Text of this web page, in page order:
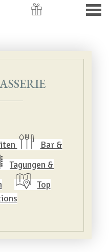
Bar &
Tagungen &
Top